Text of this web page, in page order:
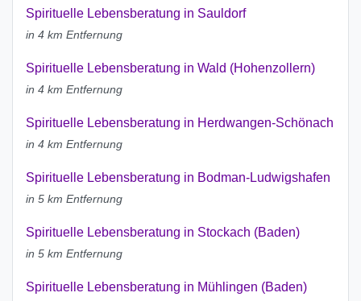
Spirituelle Lebensberatung in Sauldorf
in 4 km Entfernung
Spirituelle Lebensberatung in Wald (Hohenzollern)
in 4 km Entfernung
Spirituelle Lebensberatung in Herdwangen-Schönach
in 4 km Entfernung
Spirituelle Lebensberatung in Bodman-Ludwigshafen
in 5 km Entfernung
Spirituelle Lebensberatung in Stockach (Baden)
in 5 km Entfernung
Spirituelle Lebensberatung in Mühlingen (Baden)